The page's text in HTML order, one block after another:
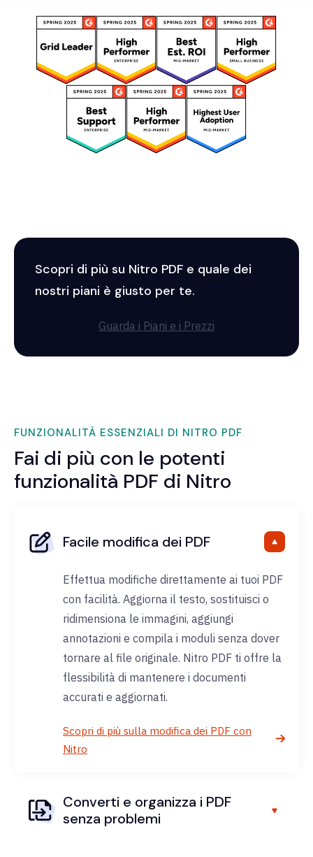
Scopri di più su Nitro PDF e quale dei
nostri piani è giusto per te.
Guarda i Piani e i Prezzi
FUNZIONALITÀ ESSENZIALI DI NITRO PDF
Fai di più con le potenti
funzionalità PDF di Nitro
Facile modifica dei PDF
Effettua modifiche direttamente ai tuoi PDF
con facilità. Aggiorna il testo, sostituisci o
ridimensiona le immagini, aggiungi
annotazioni e compila i moduli senza dover
tornare al file originale. Nitro PDF ti offre la
flessibilità di mantenere i documenti
accurati e aggiornati.
Scopri di più sulla modifica dei PDF con
Nitro
Converti e organizza i PDF
senza problemi